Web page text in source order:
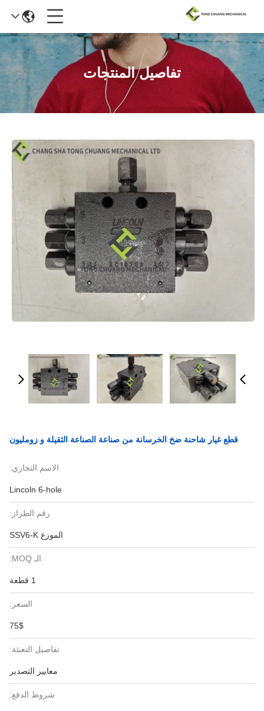
تفاصيل المنتجات
قطع غيار شاحنة ضخ الخرسانة من صناعة الصناعة الثقيلة و زومليون
الاسم التجاري:
Lincoln 6-hole
رقم الطراز:
الموزع SSV6-K
الـ MOQ:
1 قطعة
السعر:
75$
تفاصيل التعبئة:
معايير التصدير
شروط الدفع: